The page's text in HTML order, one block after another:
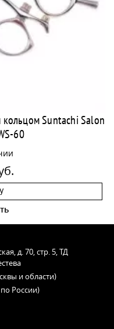
Suntachi Salon
60
д. 70, стр. 5, ТД
и области)
России)